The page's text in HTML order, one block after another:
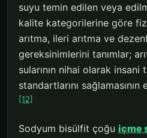
suyu temin edilen veya
kalite kategorilerine göre
arıtma, ileri arıtma ve
gereksinimlerini tanımlar;
sularının nihai olarak insani
standartlarını
[12]
Sodyum bisülfit çoğu içme